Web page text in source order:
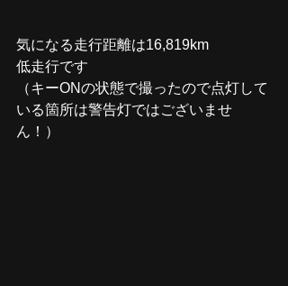
気になる走行距離は16,819km
低走行です
（キーONの状態で撮ったので点灯して
いる箇所は警告灯ではございませ
ん！）